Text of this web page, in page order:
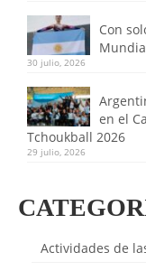
Con
30 julio, 2026
en el
Tchoukball 2026
29 julio, 2026
Actividades de